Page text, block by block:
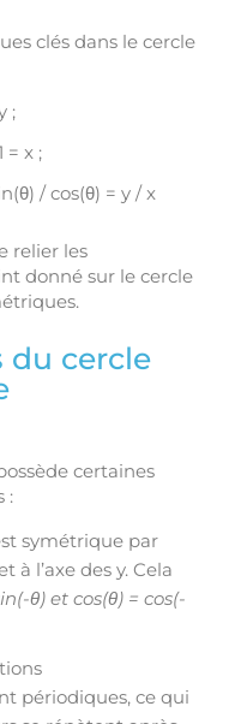
clés dans le cercle
;
= x ;
/ cos(θ) = y / x
relier les
donné sur le cercle
du cercle
certaines
:
symétrique par
à l’axe des y. Cela
θ) et cos(θ) = cos(-
périodiques, ce qui